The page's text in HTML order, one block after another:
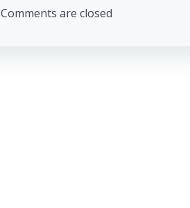
Comments are closed